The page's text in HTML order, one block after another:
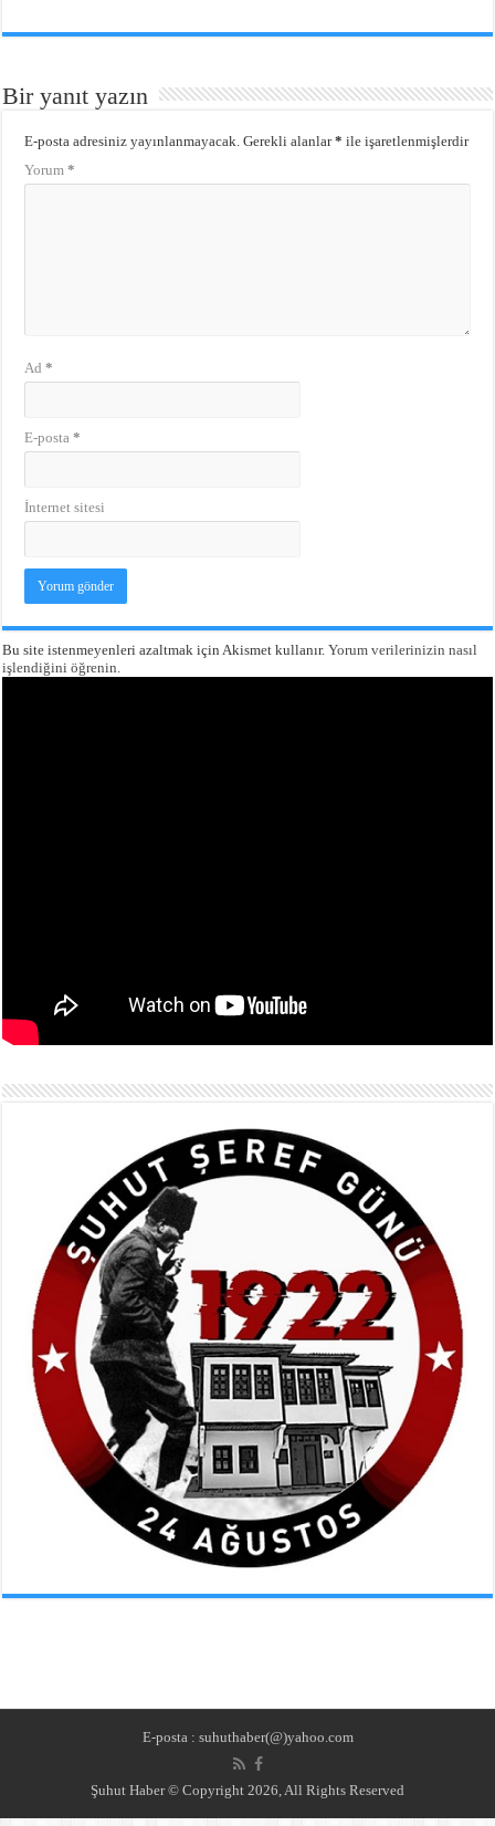
Bir yanıt yazın
E-posta adresiniz yayınlanmayacak. Gerekli alanlar* ile işaretlenmişlerdir
Yorum*
Ad*
E-posta*
İnternet sitesi
Bu site istenmeyenleri azaltmak için Akismet kullanır.Yorum verilerinizin nasıl
işlendiğini öğrenin.
E-posta : suhuthaber(@)yahoo.com
Şuhut Haber © Copyright 2026, All Rights Reserved